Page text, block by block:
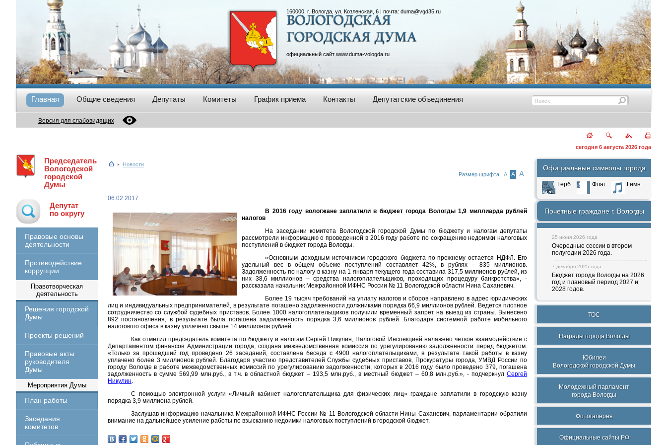
160000, г. Вологда, ул. Козленская, 6 | почта: duma@vgd35.ru
официальный сайт www.duma-vologda.ru
Главная Общие сведения Депутаты Комитеты График приема Контакты Депутатские объединения
Версия для слабовидящих
сегодня 6 августа 2026 года
Председатель
Вологодской
городской
Думы
Депутат
по округу
Правовые основы
деятельности
Противодействие
коррупции
Правотворческая
деятельность
Решения городской
Думы
Проекты решений
Правовые акты
руководителя
Думы
Мероприятия Думы
План работы
Заседания
комитетов
Новости
Размер шрифта: А А А
06.02.2017
В 2016 году вологжане заплатили в бюджет города Вологды 1,9 миллиарда рублей
налогов
На заседании комитета Вологодской городской Думы по бюджету и налогам депутаты
рассмотрели информацию о проведенной в 2016 году работе по сокращению недоимки налоговых
поступлений в бюджет города Вологды.
«Основным доходным источником городского бюджета по-прежнему остается НДФЛ. Его
удельный вес в общем объеме поступлений составляет 42%, в рублях – 835 миллионов.
Задолженность по налогу в казну на 1 января текущего года составила 317,5 миллионов рублей, из
них 38,6 миллионов – средства налогоплательщиков, проходящих процедуру банкротства», -
рассказала начальник Межрайонной ИФНС России № 11 Вологодской области Нина Саханевич.
Более 19 тысяч требований на уплату налогов и сборов направлено в адрес юридических
лиц и индивидуальных предпринимателей, в результате погашено задолженности должниками порядка 66,9 миллионов рублей. Ведется плотное
сотрудничество со службой судебных приставов. Более 1000 налогоплательщиков получили временный запрет на выезд из страны. Вынесено
892 постановления, в результате была погашена задолженность порядка 3,6 миллионов рублей. Благодаря системной работе мобильного
налогового офиса в казну уплачено свыше 14 миллионов рублей.
Как отметил председатель комитета по бюджету и налогам Сергей Никулин, Налоговой Инспекцией налажено четкое взаимодействие с
Департаментом финансов Администрации города, создана межведомственная комиссия по урегулированию задолженности перед бюджетом.
«Только за прошедший год проведено 26 заседаний, составлена беседа с 4900 налогоплательщиками, в результате такой работы в казну
уплачено более 3 миллионов рублей. Благодаря участию представителей Службы судебных приставов, Прокуратуры города, УМВД России по
городу Вологде в работе межведомственных комиссий по урегулированию задолженности, которых в 2016 году было проведено 379, погашена
задолженность в сумме 569,99 млн.руб., в т.ч. в областной бюджет – 193,5 млн.руб., в местный бюджет – 60,8 млн.руб.», - подчеркнул Сергей
Никулин.
С помощью электронной услуги «Личный кабинет налогоплательщика для физических лиц» граждане заплатили в городскую казну
порядка 3,9 миллиона рублей.
Заслушав информацию начальника Межрайонной ИФНС России № 11 Вологодской области Нины Саханевич, парламентарии обратили
внимание на дальнейшее усиление работы по взысканию недоимки налоговых поступлений в городской бюджет.
Официальные символы города
Герб Флаг Гимн
Почетные граждане г. Вологды
25 июня 2026 года
Очередные сессии в втором
полугодии 2026 года.
7 декабря 2025 года
Бюджет города Вологды на 2026
год и плановый период 2027 и
2028 годов.
ТОС
Награды города Вологды
Юбилеи
Вологодской городской Думы
Молодежный парламент
города Вологды
Фотогалерея
Официальные сайты РФ